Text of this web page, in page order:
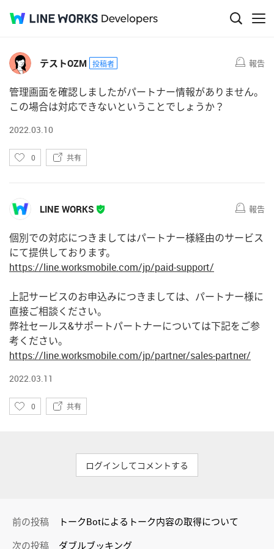
Q&A
い
い
テストOZM 投稿者 報告
管理画面を確認しましたがパートナー情報がありません。
この場合は対応できないということでしょうか？
2022.03.10
い
0 共有
LINE WORKS 報告
個別での対応につきましてはパートナー様経由のサービス
にて提供しております。
https://line.worksmobile.com/jp/paid-support/
上記サービスのお申込みにつきましては、パートナー様に
直接ご相談ください。
弊社セールス&サポートパートナーについては下記をご参
考ください。
https://line.worksmobile.com/jp/partner/sales-partner/
2022.03.11
い
0 共有
ログインしてコメントする
前の投稿
トークBotによるトーク内容の取得について
次の投稿
ダブルブッキング